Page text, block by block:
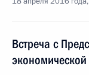
Встреча с